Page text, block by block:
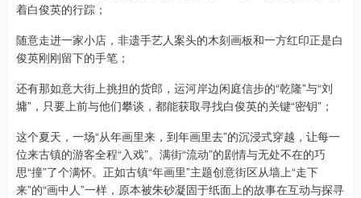
着白俊英的行踪；
随意走进一家小店，非遗手艺人案头的木刻画板和一方红印正是白
俊英刚刚留下的手笔；
还有那如意大街上挑担的货郎，运河岸边闲庭信步的“乾隆”与“刘
墉”，只要上前与他们攀谈，都能获取寻找白俊英的关键“密钥”；
这个夏天，一场“从年画里来，到年画里去”的沉浸式穿越，让每一
位来古镇的游客全程“入戏”。满街“流动”的剧情与无处不在的巧
思“撞”了个满怀。正如古镇“年画里”主题创意街区从墙上“走下
来”的“画中人”一样，原本被朱砂凝固于纸面上的故事在互动与探寻